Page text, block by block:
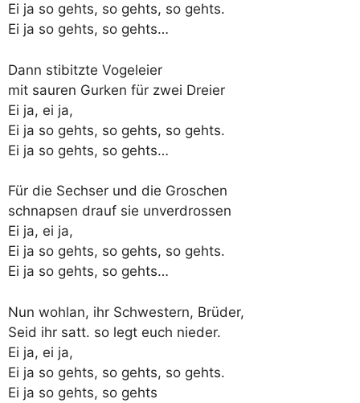
Ei ja so gehts, so gehts, so gehts.
Ei ja so gehts, so gehts…
Dann stibitzte Vogeleier
mit sauren Gurken für zwei Dreier
Ei ja, ei ja,
Ei ja so gehts, so gehts, so gehts.
Ei ja so gehts, so gehts…
Für die Sechser und die Groschen
schnapsen drauf sie unverdrossen
Ei ja, ei ja,
Ei ja so gehts, so gehts, so gehts.
Ei ja so gehts, so gehts…
Nun wohlan, ihr Schwestern, Brüder,
Seid ihr satt. so legt euch nieder.
Ei ja, ei ja,
Ei ja so gehts, so gehts, so gehts.
Ei ja so gehts, so gehts